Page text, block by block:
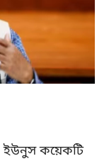
ইউনুস কয়েকটি